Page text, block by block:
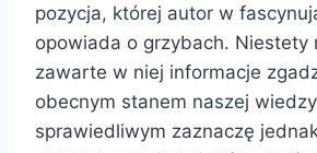
pozycja, której autor w
opowiada o grzybach. Niestety
zawarte w niej informacje
obecnym stanem naszej
sprawiedliwym zaznaczę